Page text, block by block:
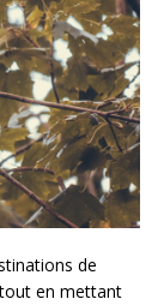
de
en mettant